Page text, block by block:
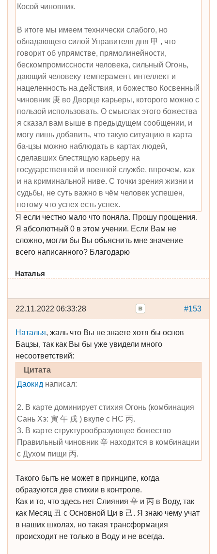
Косой чиновник.
В итоге мы имеем технически слабого, но
обладающего силой Управителя дня 甲 , что
говорит об упрямстве, прямолинейности,
бескомпромиссности человека, сильный Огонь,
дающий человеку темперамент, интеллект и
нацеленность на действия, и божество Косвенный
чиновник 庚 во Дворце карьеры, которого можно с
пользой использовать. О смыслах этого божества
я сказал вам выше в предыдущем сообщении, и
могу лишь добавить, что такую ситуацию в карта
ба-цзы можно наблюдать в картах людей,
сделавших блестящую карьеру на
государственной и военной службе, впрочем, как
и на криминальной ниве. С точки зрения жизни и
судьбы, не суть важно в чём человек успешен,
потому что успех есть успех.
Я если честно мало что поняла. Прошу прощения.
Я абсолютный 0 в этом учении. Если Вам не
сложно, могли бы Вы объяснить мне значение
всего написанного? Благодарю
Наталья
#153
22.11.2022 06:33:28
Наталья, жаль что Вы не знаете хотя бы основ
Бацзы, так как Вы бы уже увидели много
несоответствий:
Цитата
Даокид написал:
2. В карте доминирует стихия Огонь (комбинация
Сань Хэ: 寅 午 戌 ) вкупе с НС 丙.
3. В карте структурообразующее божество
Правильный чиновник 辛 находится в комбинации
с Духом пищи 丙.
Такого быть не может в принципе, когда
образуются две стихии в контроле.
Как и то, что здесь нет Слияния 辛 и 丙 в Воду, так
как Месяц 丑 с Основной Ци в 己. Я знаю чему учат
в наших школах, но такая трансформация
происходит не только в Воду и не всегда.